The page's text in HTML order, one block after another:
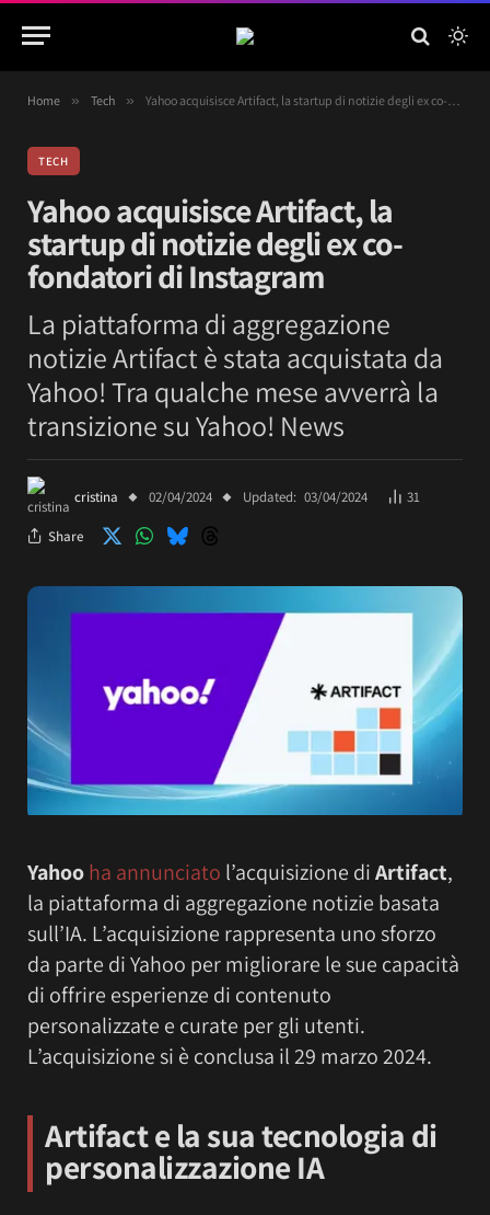
Home » Tech » Yahoo acquisisce Artifact, la startup di notizie degli ex co-fondatori di Instagram
TECH
Yahoo acquisisce Artifact, la
startup di notizie degli ex co-
fondatori di Instagram
La piattaforma di aggregazione
notizie Artifact è stata acquistata da
Yahoo! Tra qualche mese avverrà la
transizione su Yahoo! News
cristina 02/04/2024 Updated: 03/04/2024 31
Share
Yahooha annunciato l’acquisizione diArtifact,
la piattaforma di aggregazione notizie basata
sull’IA. L’acquisizione rappresenta uno sforzo
da parte di Yahoo per migliorare le sue capacità
di offrire esperienze di contenuto
personalizzate e curate per gli utenti.
L’acquisizione si è conclusa il 29 marzo 2024.
Artifact e la sua tecnologia di
personalizzazione IA